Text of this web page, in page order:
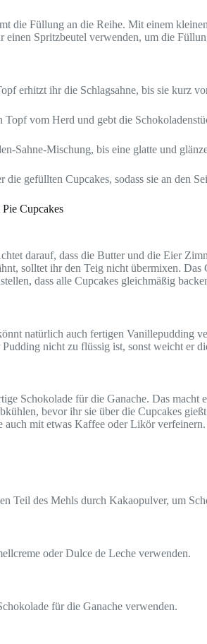
die Füllung an die Reihe. Mit einem
Spritzbeutel verwenden, um die
erhitzt ihr die Schlagsahne, bis sie kurz
Topf vom Herd und gebt die
Sahne-Mischung, bis eine glatte und
die gefüllten Cupcakes, sodass sie an den
Cupcakes
darauf, dass die Butter und die Eier
solltet ihr den Teig nicht übermixen.
dass alle Cupcakes gleichmäßig
natürlich auch fertigen Vanillepudding
nicht zu flüssig ist, sonst weicht er
Schokolade für die Ganache. Das macht
bevor ihr sie über die Cupcakes
auch mit etwas Kaffee oder Likör verfeinern.
Teil des Mehls durch Kakaopulver, um
oder Dulce de Leche verwenden.
für die Ganache verwenden.